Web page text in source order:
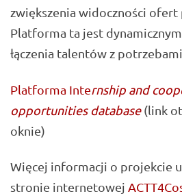
zwiększenia widoczności ofert
Platforma ta jest
łączenia talentów z
Platforma Internship and
opportunities database(link
oknie)
Więcej informacji o projekcie
stronie internetowej